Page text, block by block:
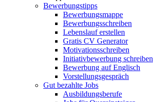
Bewerbungstipps
Bewerbungsmappe
Bewerbungsschreiben
Lebenslauf erstellen
Gratis CV Generator
Motivationsschreiben
Initiativbewerbung schreiben
Bewerbung auf Englisch
Vorstellungsgespräch
Gut bezahlte Jobs
Ausbildungsberufe